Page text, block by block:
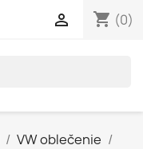
shopping_cart (0)

VW oblečenie